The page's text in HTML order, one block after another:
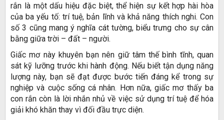
rắn là một dấu hiệu đặc biệt, thể hiện sự kết hợp hài hòa
của ba yếu tố: trí tuệ, bản lĩnh và khả năng thích nghi. Con
số 3 cũng mang ý nghĩa cát tường, biểu trưng cho sự cân
bằng giữa trời – đất – người.
Giấc mơ này khuyên bạn nên giữ tâm thế bình tĩnh, quan
sát kỹ lưỡng trước khi hành động. Nếu biết tận dụng năng
lượng này, bạn sẽ đạt được bước tiến đáng kể trong sự
nghiệp và cuộc sống cá nhân. Hơn nữa, giấc mơ thấy ba
con rắn còn là lời nhắn nhủ về việc sử dụng trí tuệ để hóa
giải khó khăn thay vì đối đầu trực diện.